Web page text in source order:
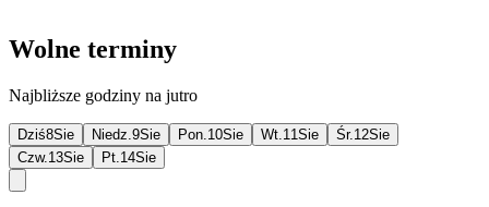
Wolne terminy
Najbliższe godziny na jutro
Dziś8Sie Niedz. 9Sie Pon. 10Sie Wt. 11Sie Śr. 12Sie
Czw. 13Sie Pt. 14Sie